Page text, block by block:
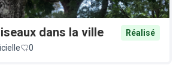
dans la ville
Réalisé
0